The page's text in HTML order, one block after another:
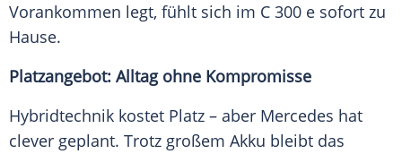
Vorankommen legt, fühlt sich im C 300 e sofort zu
Hause.
Platzangebot: Alltag ohne Kompromisse
Hybridtechnik kostet Platz – aber Mercedes hat
clever geplant. Trotz großem Akku bleibt das